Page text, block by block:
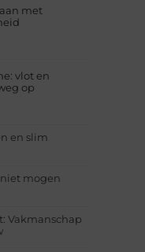
met
vlot en
op
en slim
mogen
Vakmanschap